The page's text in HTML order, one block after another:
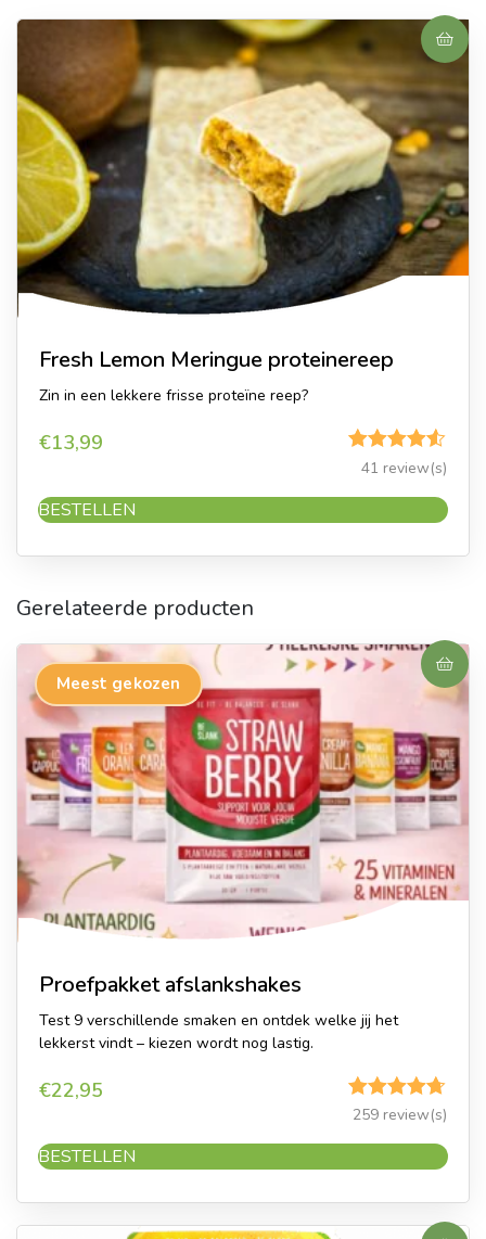
Fresh Lemon Meringue proteinereep
Zin in een lekkere frisse proteïne reep?
€13,99
Gewaardeerd
4.49
uit 5
41 review(s)
BESTELLEN
Gerelateerde producten
Meest gekozen
Proefpakket afslankshakes
Test 9 verschillende smaken en ontdek welke jij het
lekkerst vindt – kiezen wordt nog lastig.
€22,95
Gewaardeerd
4.65
uit 5
259 review(s)
BESTELLEN